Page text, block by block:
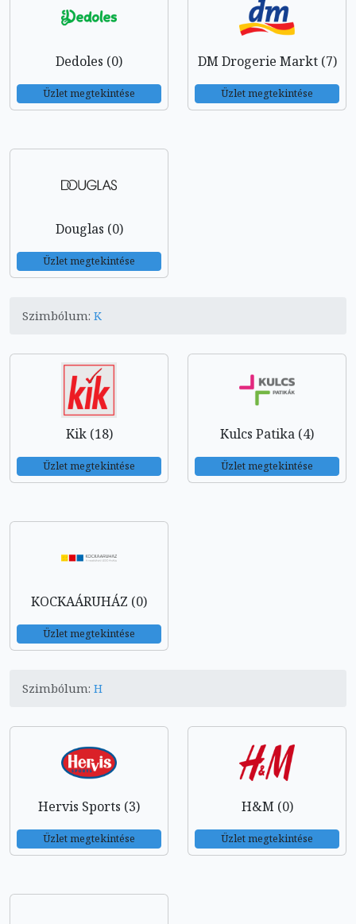
Dedoles (0)
Üzlet megtekintése
DM Drogerie Markt (7)
Üzlet megtekintése
Douglas (0)
Üzlet megtekintése
Szimbólum: K
Kik (18)
Üzlet megtekintése
Kulcs Patika (4)
Üzlet megtekintése
KOCKAÁRUHÁZ (0)
Üzlet megtekintése
Szimbólum: H
Hervis Sports (3)
Üzlet megtekintése
H&M (0)
Üzlet megtekintése